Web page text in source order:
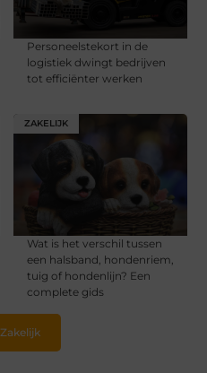
Personeelstekort in de
logistiek dwingt bedrijven
tot efficiënter werken
ZAKELIJK
Wat is het verschil tussen
een halsband, hondenriem,
tuig of hondenlijn? Een
complete gids
Zakelijk